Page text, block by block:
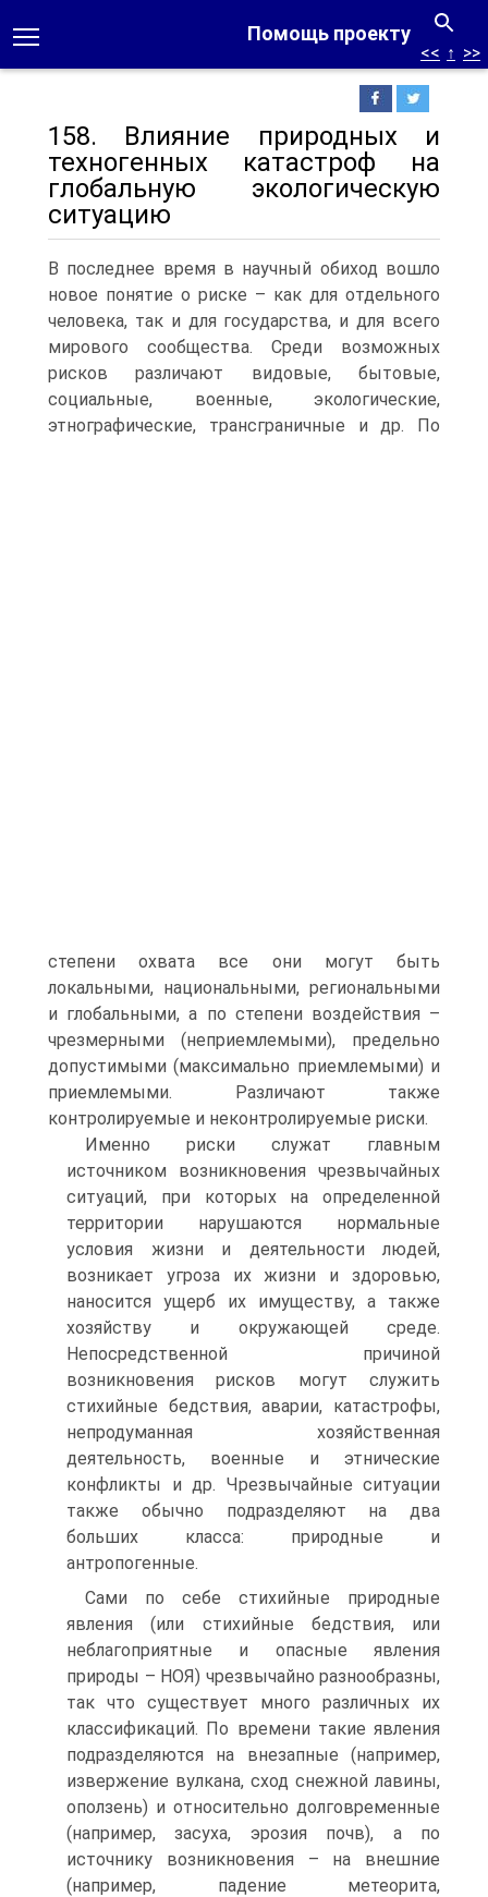
Помощь проекту
<< ↑ >>
158. Влияние природных и
техногенных катастроф на
глобальную экологическую
ситуацию
В последнее время в научный обиход вошло
новое понятие о риске – как для отдельного
человека, так и для государства, и для всего
мирового сообщества. Среди возможных
рисков различают видовые, бытовые,
социальные, военные, экологические,
этнографические, трансграничные и др. По
степени охвата все они могут быть
локальными, национальными, региональными
и глобальными, а по степени воздействия –
чрезмерными (неприемлемыми), предельно
допустимыми (максимально приемлемыми) и
приемлемыми. Различают также
контролируемые и неконтролируемые риски.
Именно риски служат главным
источником возникновения чрезвычайных
ситуаций, при которых на определенной
территории нарушаются нормальные
условия жизни и деятельности людей,
возникает угроза их жизни и здоровью,
наносится ущерб их имуществу, а также
хозяйству и окружающей среде.
Непосредственной причиной
возникновения рисков могут служить
стихийные бедствия, аварии, катастрофы,
непродуманная хозяйственная
деятельность, военные и этнические
конфликты и др. Чрезвычайные ситуации
также обычно подразделяют на два
больших класса: природные и
антропогенные.
Сами по себе стихийные природные
явления (или стихийные бедствия, или
неблагоприятные и опасные явления
природы – НОЯ) чрезвычайно разнообразны,
так что существует много различных их
классификаций. По времени такие явления
подразделяются на внезапные (например,
извержение вулкана, сход снежной лавины,
оползень) и относительно долговременные
(например, засуха, эрозия почв), а по
источнику возникновения – на внешние
(например, падение метеорита,